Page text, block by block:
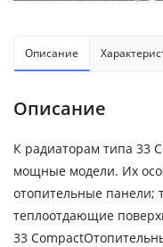
Описание
Описание
К радиаторам типа 33
мощные модели. Их
отопительные панели;
теплоотдающие
33